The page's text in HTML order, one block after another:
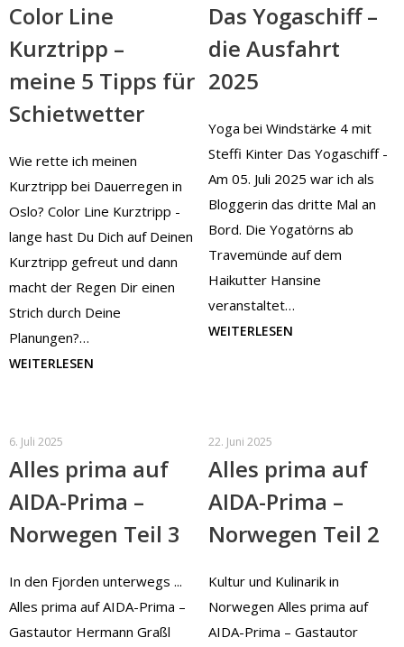
Color Line
Kurztripp –
meine 5 Tipps für
Schietwetter
Wie rette ich meinen
Kurztripp bei Dauerregen in
Oslo? Color Line Kurztripp -
lange hast Du Dich auf Deinen
Kurztripp gefreut und dann
macht der Regen Dir einen
Strich durch Deine
Planungen?…
WEITERLESEN
Das Yogaschiff –
die Ausfahrt
2025
Yoga bei Windstärke 4 mit
Steffi Kinter Das Yogaschiff -
Am 05. Juli 2025 war ich als
Bloggerin das dritte Mal an
Bord. Die Yogatörns ab
Travemünde auf dem
Haikutter Hansine
veranstaltet…
WEITERLESEN
6. Juli 2025
Alles prima auf
AIDA-Prima –
Norwegen Teil 3
In den Fjorden unterwegs ...
Alles prima auf AIDA-Prima –
Gastautor Hermann Graßl
22. Juni 2025
Alles prima auf
AIDA-Prima –
Norwegen Teil 2
Kultur und Kulinarik in
Norwegen Alles prima auf
AIDA-Prima – Gastautor